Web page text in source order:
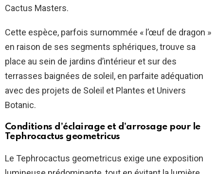
Cactus Masters.
Cette espèce, parfois surnommée « l’œuf de dragon »
en raison de ses segments sphériques, trouve sa
place au sein de jardins d’intérieur et sur des
terrasses baignées de soleil, en parfaite adéquation
avec des projets de Soleil et Plantes et Univers
Botanic.
Conditions d’éclairage et d’arrosage pour le
Tephrocactus geometricus
Le Tephrocactus geometricus exige une exposition